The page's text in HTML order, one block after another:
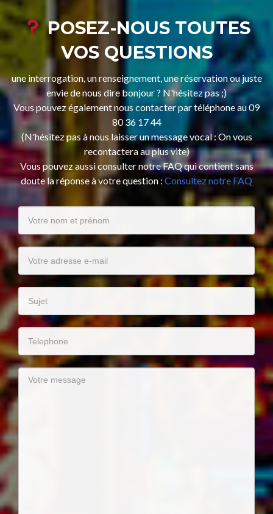
POSEZ-NOUS TOUTES
VOS QUESTIONS
une interrogation, un renseignement, une réservation ou juste
envie de nous dire bonjour ? N'hésitez pas ;)
Vous pouvez également nous contacter par téléphone au 09
80 36 17 44
(N'hésitez pas à nous laisser un message vocal : On vous
recontactera au plus vite)
Vous pouvez aussi consulter notre FAQ qui contient sans
doute la réponse à votre question : Consultez notre FAQ